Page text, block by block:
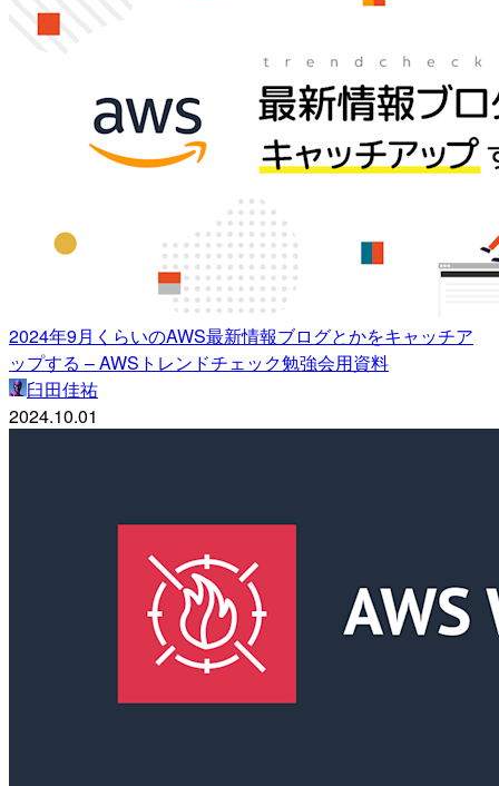
2024年9月くらいのAWS最新情報ブログとかをキャッチア
ップする – AWSトレンドチェック勉強会用資料
臼田佳祐
2024.10.01